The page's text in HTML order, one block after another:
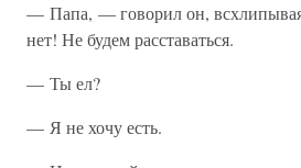
— Папа, — говорил он,
нет! Не будем расставаться.
— Ты ел?
— Я не хочу есть.